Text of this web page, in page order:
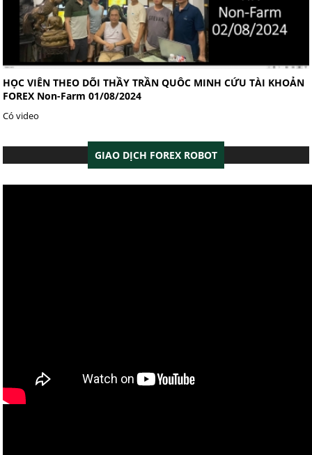
HỌC VIÊN THEO DÕI THẦY TRẦN QUÔC MINH CỨU TÀI KHOẢN
FOREX Non-Farm 01/08/2024
Có video
GIAO DỊCH FOREX ROBOT